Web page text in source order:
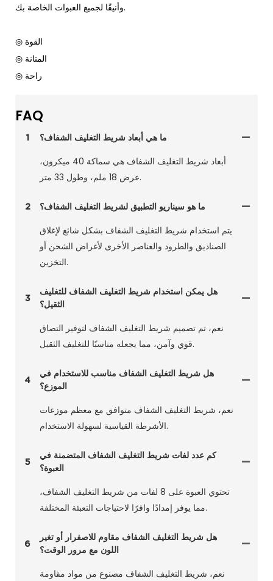
وأنيقًا لجميع العبوات الخاصة بك.
◎ المتانة
◎ راحة
FAQ
1 ما هي أبعاد شريط التغليف الشفاف؟
أبعاد شريط التغليف الشفاف هي سماكة 40 ميكرون،
عرض 18 ملم، وطول 33 متر.
2 ما هو سيناريو التطبيق لشريط التغليف الشفاف؟
يتم استخدام شريط التغليف الشفاف بشكل شائع لإغلاق
الصناديق والطرود والعناصر الأخرى لأغراض الشحن أو
التخزين.
3
هل يمكن استخدام شريط التغليف الشفاف للتغليف
الثقيل؟
نعم، تم تصميم شريط التغليف الشفاف لتوفير التصاق
قوي وآمن، مما يجعله مناسبًا للتغليف الثقيل.
4
هل شريط التغليف الشفاف مناسب للاستخدام في
الموزع؟
نعم، شريط التغليف الشفاف متوافق مع معظم موزعات
الأشرطة القياسية لسهولة الاستخدام.
5
كم عدد لفات شريط التغليف الشفاف المتضمنة في
العبوة؟
تحتوي العبوة على 8 لفات من شريط التغليف الشفاف،
مما يوفر إمدادًا وافرًا لاحتياجات التعبئة المختلفة.
6
هل شريط التغليف الشفاف مقاوم للاصفرار أو تغير
اللون مع مرور الوقت؟
نعم، شريط التغليف الشفاف مصنوع من مواد مقاومة